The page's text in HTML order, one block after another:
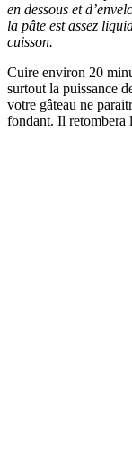
en dessous et
la pâte est assez
cuisson.
Cuire environ 20
surtout la puissance
votre gâteau ne
fondant. Il retombera